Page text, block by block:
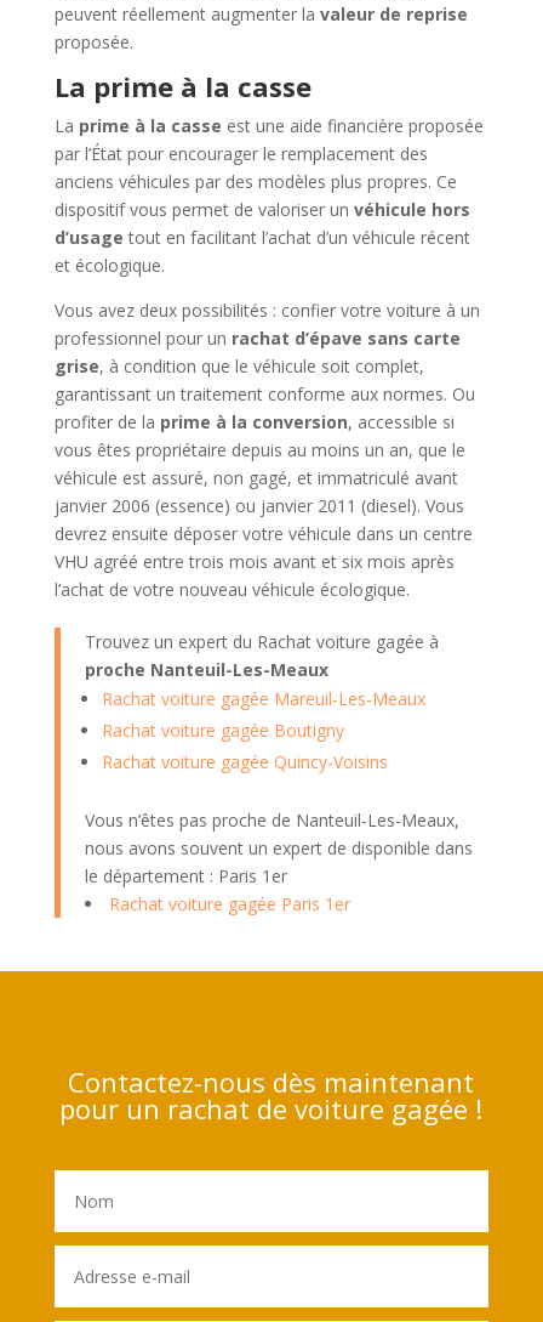
peuvent réellement augmenter la valeur de reprise
proposée.
La prime à la casse
La prime à la casse est une aide financière proposée
par l’État pour encourager le remplacement des
anciens véhicules par des modèles plus propres. Ce
dispositif vous permet de valoriser un véhicule hors
d’usage tout en facilitant l’achat d’un véhicule récent
et écologique.
Vous avez deux possibilités : confier votre voiture à un
professionnel pour un rachat d’épave sans carte
grise, à condition que le véhicule soit complet,
garantissant un traitement conforme aux normes. Ou
profiter de la prime à la conversion, accessible si
vous êtes propriétaire depuis au moins un an, que le
véhicule est assuré, non gagé, et immatriculé avant
janvier 2006 (essence) ou janvier 2011 (diesel). Vous
devrez ensuite déposer votre véhicule dans un centre
VHU agréé entre trois mois avant et six mois après
l’achat de votre nouveau véhicule écologique.
Trouvez un expert du Rachat voiture gagée à
proche Nanteuil-Les-Meaux
Rachat voiture gagée Mareuil-Les-Meaux
Rachat voiture gagée Boutigny
Rachat voiture gagée Quincy-Voisins
Vous n’êtes pas proche de Nanteuil-Les-Meaux,
nous avons souvent un expert de disponible dans
le département : Paris 1er
Rachat voiture gagée Paris 1er
Contactez-nous dès maintenant
pour un rachat de voiture gagée !